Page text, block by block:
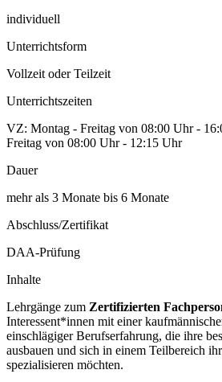
individuell
Unterrichtsform
Vollzeit oder Teilzeit
Unterrichtszeiten
VZ: Montag - Freitag von 08:00 Uhr -
Freitag von 08:00 Uhr - 12:15 Uhr
Dauer
mehr als 3 Monate bis 6 Monate
Abschluss/Zertifikat
DAA-Prüfung
Inhalte
Lehrgänge zum Zertifizierten
Interessent*innen mit einer
einschlägiger Berufserfahrung, die ihre
ausbauen und sich in einem Teilbereich
spezialisieren möchten.